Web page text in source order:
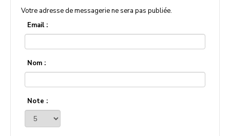
Votre adresse de messagerie ne sera pas publiée.
Email :
Nom :
Note :